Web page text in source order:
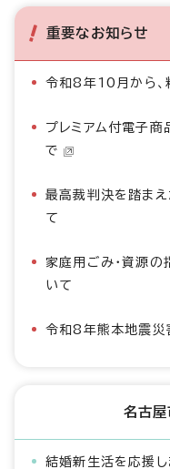
重要なお知らせ
令和8年10月から、
プレミアム付電子商
で
最高裁判決を踏ま
て
家庭用ごみ・資源
いて
令和8年熊本地震災
名古
結婚新生活を応援